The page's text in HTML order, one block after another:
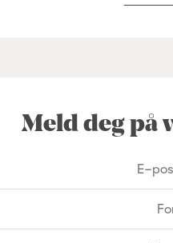
Meld deg på